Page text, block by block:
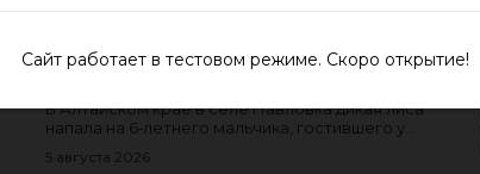
Сайт работает в тестовом режиме. Скоро открытие!
МАЛЬЧИКА ОТ НАПАВШЕЙ ЛИСЫ В
В Алтайском крае в селе Павловка дикая лиса
напала на 6‑летнего мальчика, гостившего у...
5 августа 2026